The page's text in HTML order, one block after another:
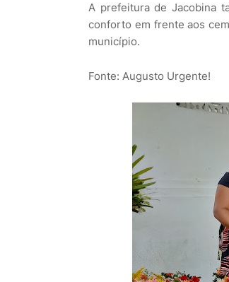
A prefeitura de Jacobina
conforto em frente aos
município.
Fonte: Augusto Urgente!